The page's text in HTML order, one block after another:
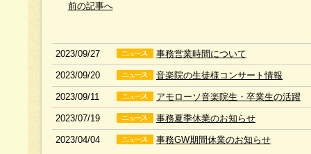
前の記事へ
2023/09/27 事務営業時間について
2023/09/20 音楽院の生徒様コンサート情報
2023/09/11 アモローソ音楽院生・卒業生の活躍
2023/07/19 事務夏季休業のお知らせ
2023/04/04 事務GW期間休業のお知らせ